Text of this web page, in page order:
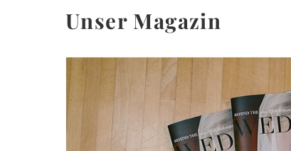
Unser Magazin